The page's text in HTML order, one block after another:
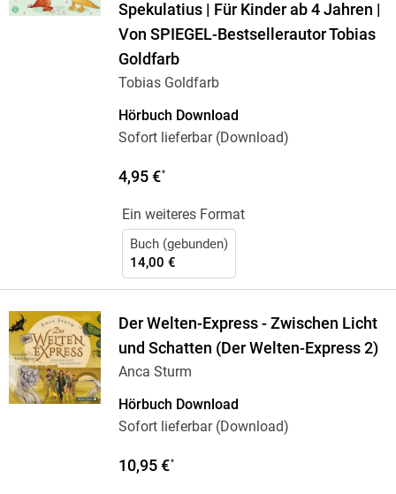
Spekulatius | Für Kinder ab 4 Jahren |
Von SPIEGEL-Bestsellerautor Tobias
Goldfarb
Tobias Goldfarb
Hörbuch Download
Sofort lieferbar (Download)
4,95 €*
Ein weiteres Format
Buch (gebunden)
14,00 €
Der Welten-Express - Zwischen Licht
und Schatten (Der Welten-Express 2)
Anca Sturm
Hörbuch Download
Sofort lieferbar (Download)
10,95 €*